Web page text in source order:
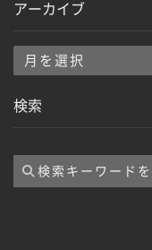
アーカイブ
ア
カ
ブ
検索